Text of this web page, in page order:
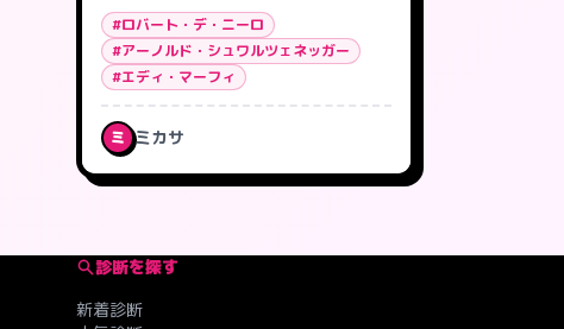
#ロバート・デ・ニーロ
#アーノルド・シュワルツェネッガー
#エディ・マーフィ
ミ ミカサ
診断を探す
新着診断